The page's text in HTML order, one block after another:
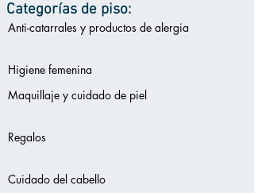
Categorías de piso:
Anti-catarrales y productos de alergia
Higiene femenina
Maquillaje y cuidado de piel
Regalos
Cuidado del cabello